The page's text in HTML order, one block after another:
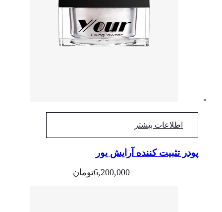
اطلاعات بیشتر
پودر تثبیت کننده آرایش یور
6,200,000تومان